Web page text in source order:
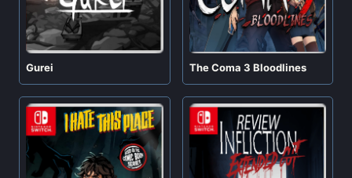
Gurei The Coma 3 Bloodlines